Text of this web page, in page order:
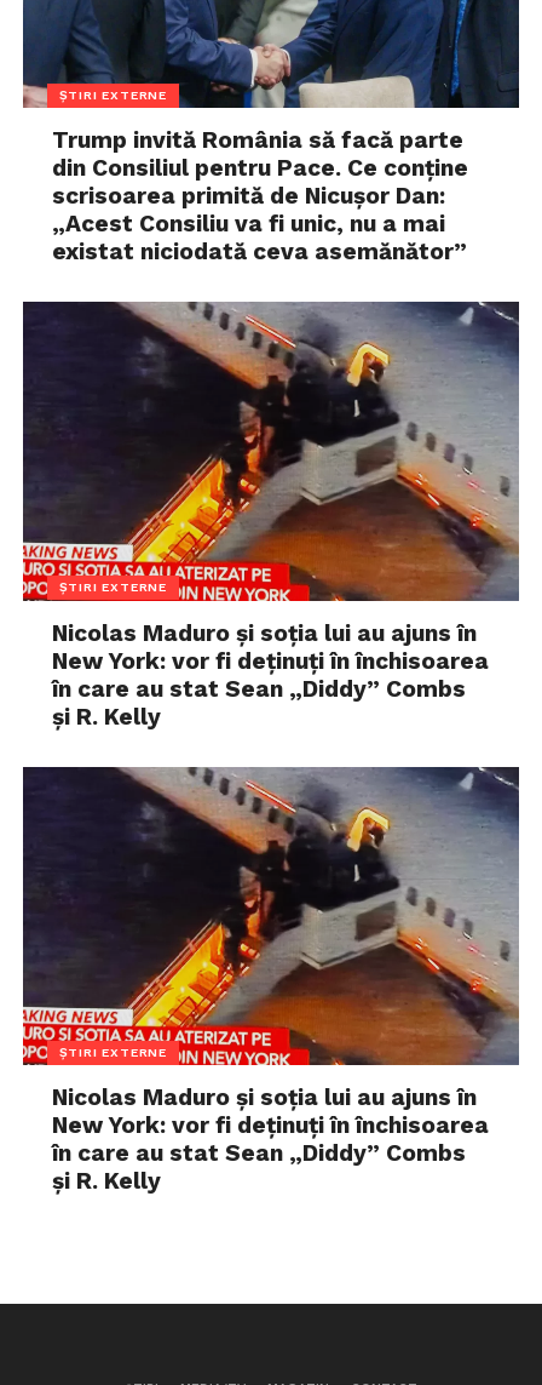
ȘTIRI EXTERNE
Trump invită România să facă parte
din Consiliul pentru Pace. Ce conține
scrisoarea primită de Nicușor Dan:
„Acest Consiliu va fi unic, nu a mai
existat niciodată ceva asemănător”
ȘTIRI EXTERNE
Nicolas Maduro și soția lui au ajuns în
New York: vor fi deținuți în închisoarea
în care au stat Sean „Diddy” Combs
și R. Kelly
ȘTIRI EXTERNE
Nicolas Maduro și soția lui au ajuns în
New York: vor fi deținuți în închisoarea
în care au stat Sean „Diddy” Combs
și R. Kelly